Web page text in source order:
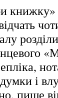
думки і
пише